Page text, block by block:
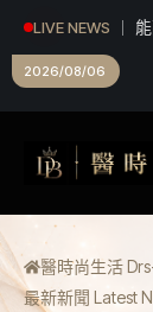
LIVE NEWS
2026/08/06
醫時尚生活
最新新聞 Latest